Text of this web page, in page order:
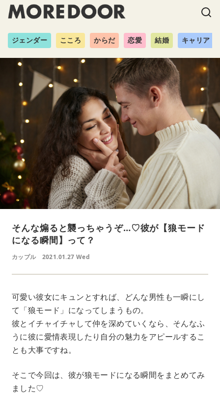
ジェンダー こころ からだ 恋愛 結婚 キャリア
そんな煽ると襲っちゃうぞ…♡彼が【狼モード
になる瞬間】って？
カップル 2021.01.27 Wed
可愛い彼女にキュンとすれば、どんな男性も一瞬にし
て「狼モード」になってしまうもの。
彼とイチャイチャして仲を深めていくなら、そんなふ
うに彼に愛情表現したり自分の魅力をアピールするこ
とも大事ですね。
そこで今回は、彼が狼モードになる瞬間をまとめてみ
ました♡